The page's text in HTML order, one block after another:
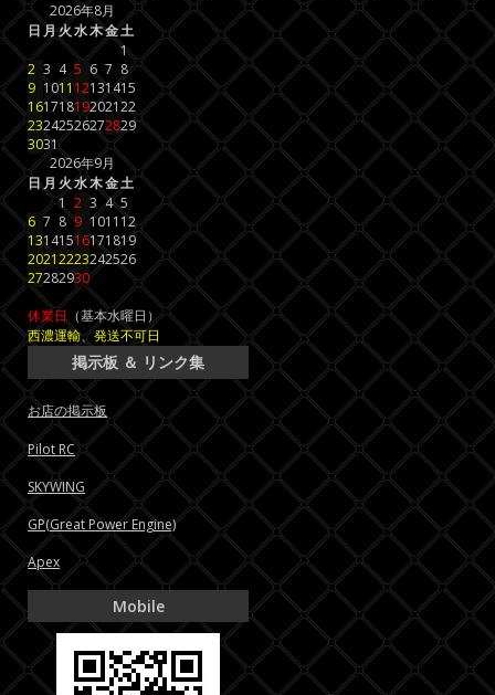
2026年8月
日月火水木金土
1
2 3 4 5 6 7 8
9 1011 12131415
16171819202122
23242526272829
3031
2026年9月
日月 火水木金土
1 2 3 4 5
6 7 8 9 1011 12
13141516171819
20212223242526
27282930
休業日 （基本水曜日）
西濃運輸、発送不可日
掲示板 ＆ リンク集
お店の掲示板
Pilot RC
SKYWING
GP(Great Power Engine)
Apex
Mobile